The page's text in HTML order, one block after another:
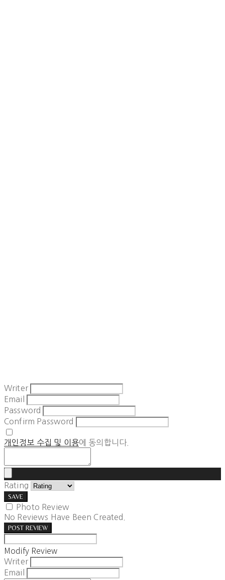
Writer
Email
Password
Confirm Password
개인정보 수집 및 이용에 동의합니다.
Rating
SAVE
Photo Review
No Reviews Have Been Created.
POST REVIEW
Modify Review
Writer
Email